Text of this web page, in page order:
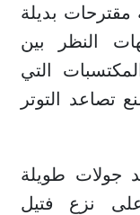
مقترحات بديلة
النظر بين
التي
تصاعد التوتر
جولات طويلة
نزع فتيل